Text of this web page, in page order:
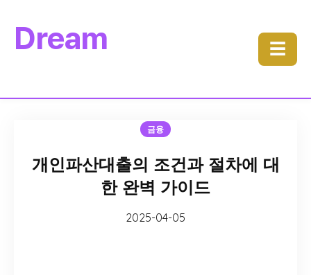
Dream ☰
금융
개인파산대출의 조건과 절차에 대
한 완벽 가이드
2025-04-05